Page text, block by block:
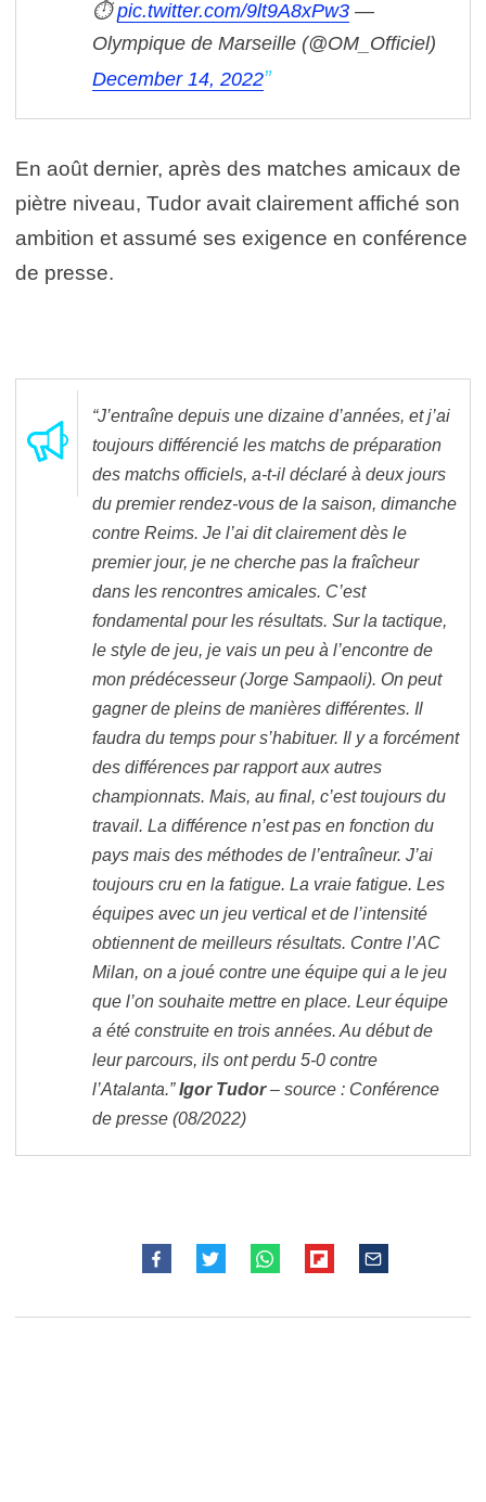
⏱pic.twitter.com/9lt9A8xPw3 —
Olympique de Marseille (@OM_Officiel)
December 14, 2022
En août dernier, après des matches amicaux de
piètre niveau, Tudor avait clairement affiché son
ambition et assumé ses exigence en conférence
de presse.
“J’entraîne depuis une dizaine d’années, et j’ai
toujours différencié les matchs de préparation
des matchs officiels, a-t-il déclaré à deux jours
du premier rendez-vous de la saison, dimanche
contre Reims. Je l’ai dit clairement dès le
premier jour, je ne cherche pas la fraîcheur
dans les rencontres amicales. C’est
fondamental pour les résultats. Sur la tactique,
le style de jeu, je vais un peu à l’encontre de
mon prédécesseur (Jorge Sampaoli). On peut
gagner de pleins de manières différentes. Il
faudra du temps pour s’habituer. Il y a forcément
des différences par rapport aux autres
championnats. Mais, au final, c’est toujours du
travail. La différence n’est pas en fonction du
pays mais des méthodes de l’entraîneur. J’ai
toujours cru en la fatigue. La vraie fatigue. Les
équipes avec un jeu vertical et de l’intensité
obtiennent de meilleurs résultats. Contre l’AC
Milan, on a joué contre une équipe qui a le jeu
que l’on souhaite mettre en place. Leur équipe
a été construite en trois années. Au début de
leur parcours, ils ont perdu 5-0 contre
l’Atalanta.”Igor Tudor– source : Conférence
de presse (08/2022)